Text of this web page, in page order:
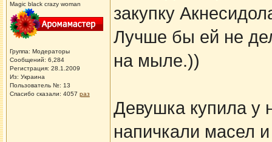
Magic black crazy woman
Группа: Модераторы
Сообщений: 6,284
Регистрация: 28.1.2009
Из: Украина
Пользователь №: 13
Спасибо сказали: 4057 раз
закупку
Лучше бы ей не
на мыле.))
Девушка купила у
напичкали масел и